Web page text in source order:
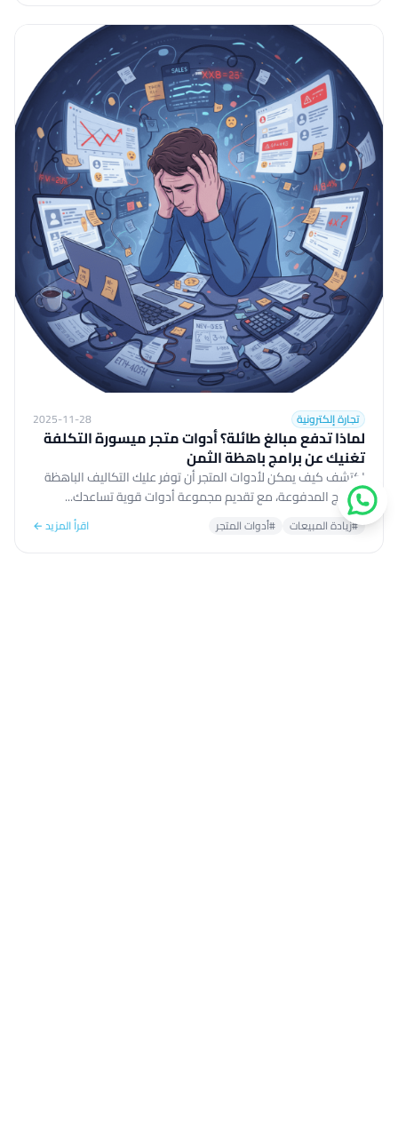
تجارة إلكترونية 2025-11-28
لماذا تدفع مبالغ طائلة؟ أدوات متجر ميسورة التكلفة
تغنيك عن برامج باهظة الثمن
اكتشف كيف يمكن لأدوات المتجر أن توفر عليك التكاليف الباهظة
للبرامج المدفوعة، مع تقديم مجموعة أدوات قوية تساعدك...
#زيادة المبيعات #أدوات المتجر اقرأ المزيد ←